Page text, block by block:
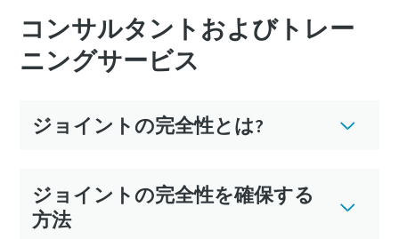
コンサルタントおよびトレー
ニングサービス
ジョイントの完全性とは?
ジョイントの完全性を確保する
方法